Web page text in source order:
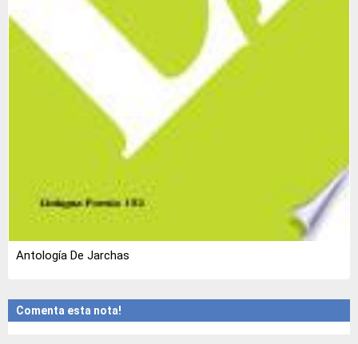
Antología De Jarchas
Comenta esta nota!